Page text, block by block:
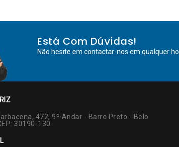
Está Com Dúvidas!
Não hesite em contactar-nos em qualquer
472, 9º Andar - Barro Preto - Belo
30190-130